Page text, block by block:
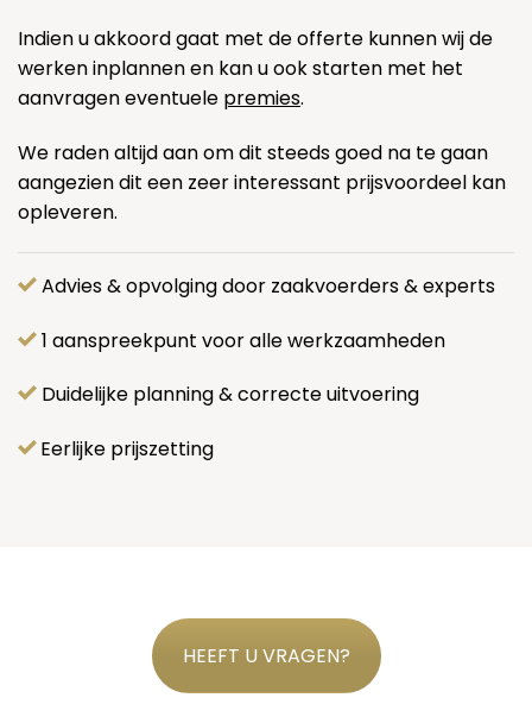
Indien u akkoord gaat met de offerte kunnen wij de
werken inplannen en kan u ook starten met het
aanvragen eventuele premies.
We raden altijd aan om dit steeds goed na te gaan
aangezien dit een zeer interessant prijsvoordeel kan
opleveren.
Advies & opvolging door zaakvoerders & experts
1 aanspreekpunt voor alle werkzaamheden
Duidelijke planning & correcte uitvoering
Eerlijke prijszetting
HEEFT U VRAGEN?